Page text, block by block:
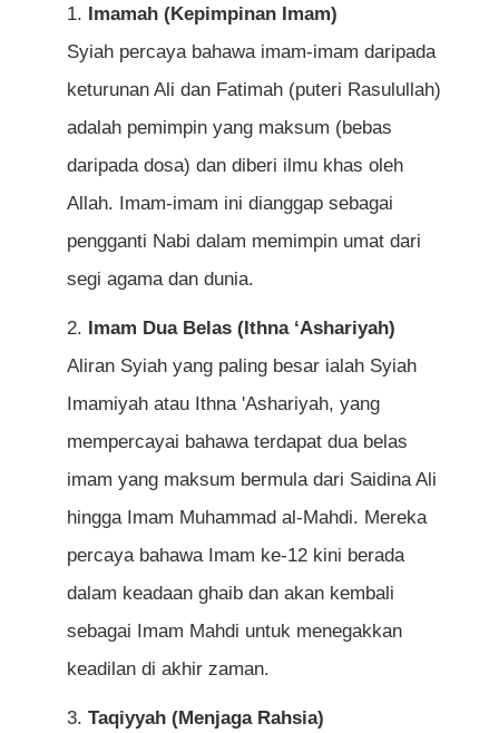
Imamah (Kepimpinan Imam)
Syiah percaya bahawa imam-imam daripada
keturunan Ali dan Fatimah (puteri Rasulullah)
adalah pemimpin yang maksum (bebas
daripada dosa) dan diberi ilmu khas oleh
Allah. Imam-imam ini dianggap sebagai
pengganti Nabi dalam memimpin umat dari
segi agama dan dunia.
Imam Dua Belas (Ithna ‘Ashariyah)
Aliran Syiah yang paling besar ialah Syiah
Imamiyah atau Ithna 'Ashariyah, yang
mempercayai bahawa terdapat dua belas
imam yang maksum bermula dari Saidina Ali
hingga Imam Muhammad al-Mahdi. Mereka
percaya bahawa Imam ke-12 kini berada
dalam keadaan ghaib dan akan kembali
sebagai Imam Mahdi untuk menegakkan
keadilan di akhir zaman.
Taqiyyah (Menjaga Rahsia)